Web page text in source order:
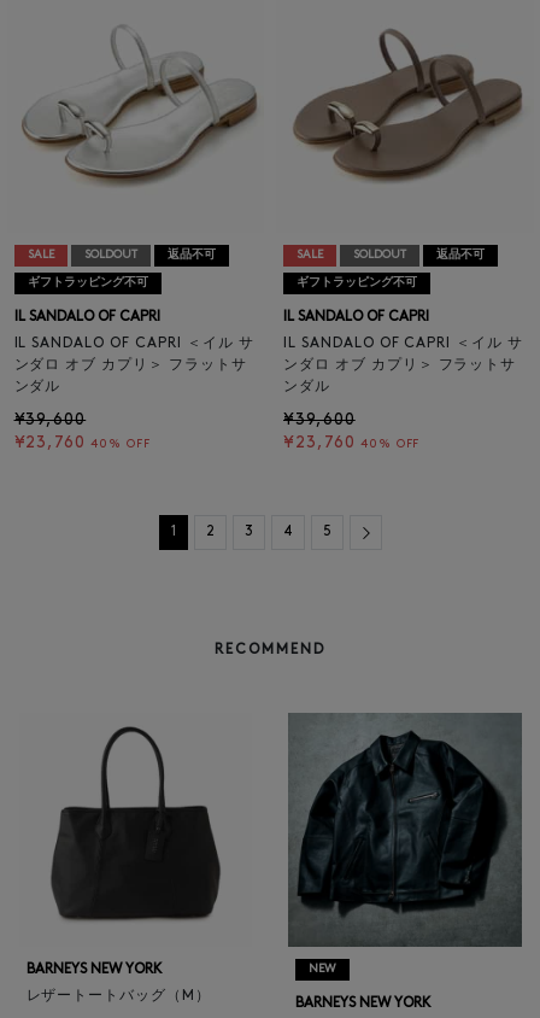
SALE SOLDOUT 返品不可
ギフトラッピング不可
IL SANDALO OF CAPRI
IL SANDALO OF CAPRI ＜イル サ
ンダロ オブ カプリ＞ フラットサ
ンダル
¥39,600
¥23,760 40% OFF
SALE SOLDOUT 返品不可
ギフトラッピング不可
IL SANDALO OF CAPRI
IL SANDALO OF CAPRI ＜イル サ
ンダロ オブ カプリ＞ フラットサ
ンダル
¥39,600
¥23,760 40% OFF
1 2 3 4 5 Next
RECOMMEND
BARNEYS NEW YORK
レザートートバッグ（M）
NEW
BARNEYS NEW YORK